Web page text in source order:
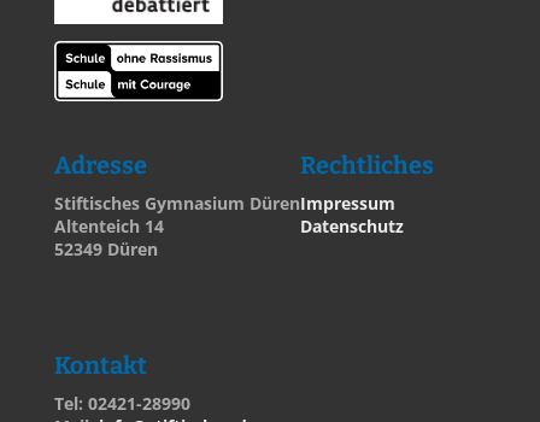
Adresse
Stiftisches Gymnasium Düren
Altenteich 14
52349 Düren
Rechtliches
Impressum
Datenschutz
Kontakt
Tel: 02421-28990